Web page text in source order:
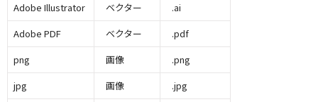
Adobe Illustrator
ベクター
.ai
Adobe PDF
ベクター
.pdf
png
画像
.png
jpg
画像
.jpg